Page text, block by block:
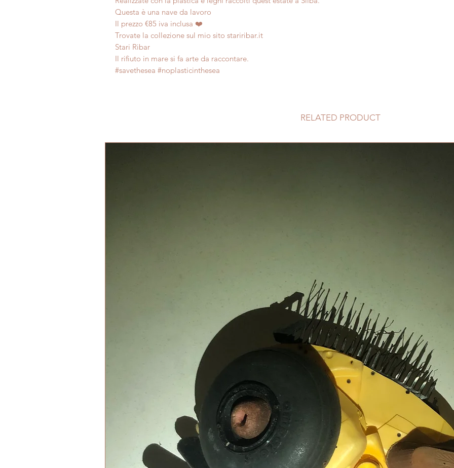
Questa è una nave da lavoro
Il prezzo €85 iva inclusa ❤️
Trovate la collezione sul mio sito stariribar.it
Stari Ribar
Il rifiuto in mare si fa arte da raccontare.
#savethesea #noplasticinthesea
RELATED PRODUCT